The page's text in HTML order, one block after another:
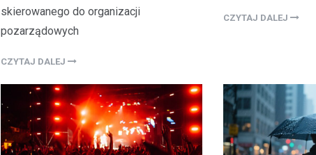
skierowanego do organizacji
pozarządowych
CZYTAJ DALEJ
CZYTAJ DALEJ